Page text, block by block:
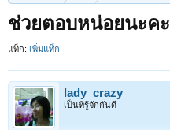
ช่วยตอบหน่อยนะคะ
แท็ก: เพิ่มแท็ก
lady_crazy
เป็นที่รู้จักกันดี